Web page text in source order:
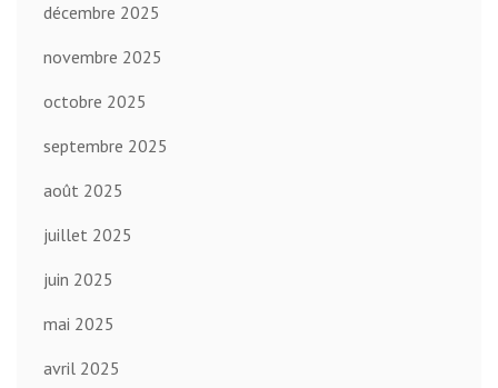
décembre 2025
novembre 2025
octobre 2025
septembre 2025
août 2025
juillet 2025
juin 2025
mai 2025
avril 2025